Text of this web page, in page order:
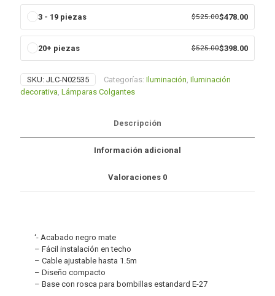
3 - 19 piezas $525.00$478.00
20+ piezas $525.00$398.00
SKU: JLC-N02535 Categorías: Iluminación Iluminación
decorativa Lámparas Colgantes
Descripción
Información adicional
Valoraciones 0
‘- Acabado negro mate
– Fácil instalación en techo
– Cable ajustable hasta 1.5m
– Diseño compacto
– Base con rosca para bombillas estandard E-27